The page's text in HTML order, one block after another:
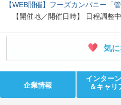
【WEB開催】フーズカンパニー「
【開催地／開催日時】 日程調整中
気
企業情報
インター
＆キャリ